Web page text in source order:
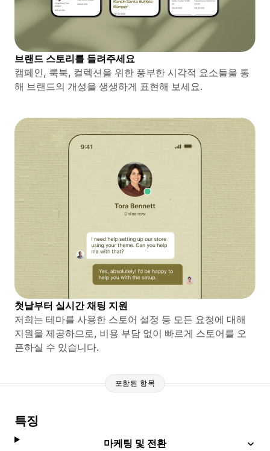
브랜드 스토리를 들려주세요
캠페인, 룩북, 컬렉션을 위한 풍부한 시각적 요소들을 통
해 브랜드의 개성을 생생하게 표현해 보세요.
첫날부터 실시간 채팅 지원
저희는 테마를 사용한 스토어 설정 등 모든 요청에 ​​대해
지원을 제공하므로, 비용 부담 없이 빠르게 스토어를 오
픈하실 수 있습니다.
포함된 항목
특징
마케팅 및 전환